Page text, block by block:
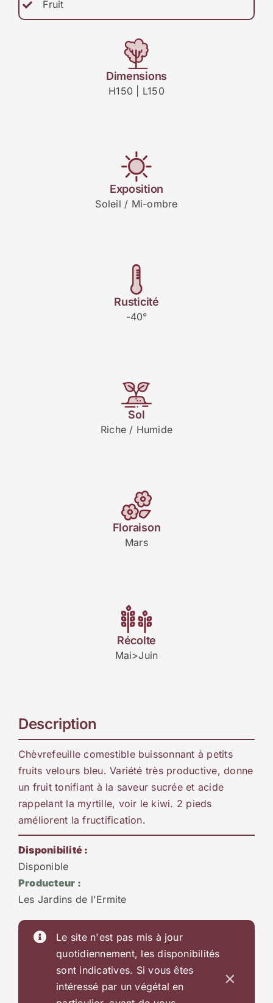
Fruit
Dimensions
H150 | L150
Exposition
Soleil / Mi-ombre
Rusticité
-40°
Sol
Riche / Humide
Floraison
Mars
Récolte
Mai>Juin
Description
Chèvrefeuille comestible buissonnant à petits
fruits velours bleu. Variété très productive, donne
un fruit tonifiant à la saveur sucrée et acide
rappelant la myrtille, voir le kiwi. 2 pieds
améliorent la fructification.
Disponibilité :
Disponible
Producteur :
Les Jardins de l'Ermite
Le site n'est pas mis à jour
quotidiennement, les disponibilités
sont indicatives. Si vous êtes
intéressé par un végétal en
×